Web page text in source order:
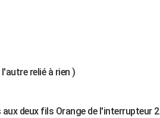
relié à rien )
deux fils Orange de l'interrupteur 2